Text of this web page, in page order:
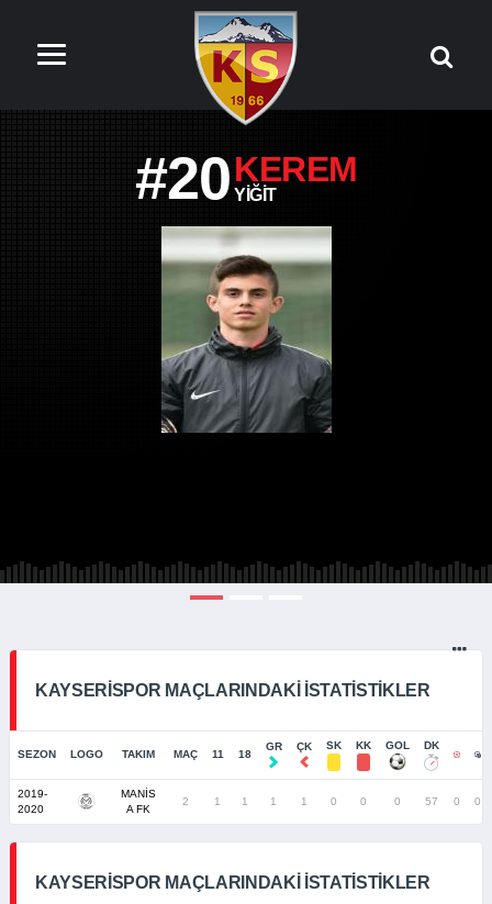
#20KEREM
YIĞIT
KAYSERISPOR MAÇLARINDAKI İSTATISTIKLER
SEZON LOGO TAKIM MAÇ 11 18
GR ÇK SK KK GOL DK
2019-
2020
MANİS
A FK
2 1 1 1 1 0 0 0 57 0 0
KAYSERISPOR MAÇLARINDAKI İSTATISTIKLER